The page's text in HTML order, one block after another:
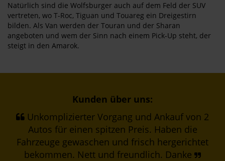
Natürlich sind die Wolfsburger auch auf dem Feld der SUV
vertreten, wo T-Roc, Tiguan und Touareg ein Dreigestirn
bilden. Als Van werden der Touran und der Sharan
angeboten und wem der Sinn nach einem Pick-Up steht, der
steigt in den Amarok.
Kunden über uns:
Unkomplizierter Vorgang und Ankauf von 2
Autos für einen spitzen Preis. Haben die
Fahrzeuge gewaschen und frisch hergerichtet
bekommen. Nett und freundlich. Danke